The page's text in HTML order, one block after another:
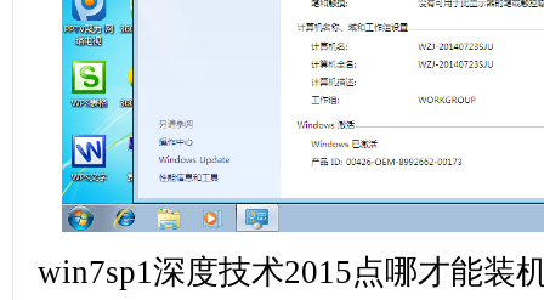
win7sp1深度技术2015点哪才能装